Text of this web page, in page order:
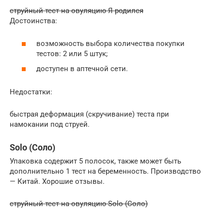
струйный тест на овуляцию Я родился
Достоинства:
возможность выбора количества покупки
тестов: 2 или 5 штук;
доступен в аптечной сети.
Недостатки:
быстрая деформация (скручивание) теста при
намокании под струей.
Solo (Соло)
Упаковка содержит 5 полосок, также может быть
дополнительно 1 тест на беременность. Производство
— Китай. Хорошие отзывы.
струйный тест на овуляцию Solo (Соло)